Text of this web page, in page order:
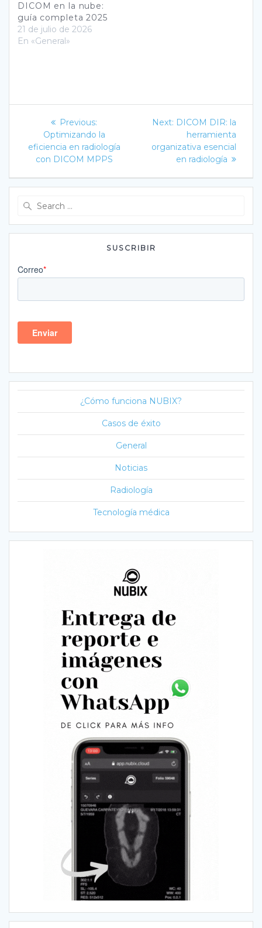
DICOM en la nube:
guía completa 2025
21 de julio de 2026
En «General»
Navegación
de
entradas
Previous:
post:
Optimizando la
eficiencia en radiología
con DICOM MPPS
Next: Next
post:
DICOM DIR: la
herramienta
organizativa esencial
en radiología
SUSCRIBIR
¿Cómo funciona NUBIX?
Casos de éxito
General
Noticias
Radiología
Tecnología médica